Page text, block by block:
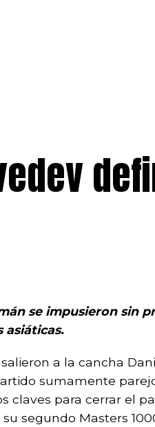
se impusieron sin
asiáticas.
a la cancha
sumamente
claves para cerrar el
segundo Masters